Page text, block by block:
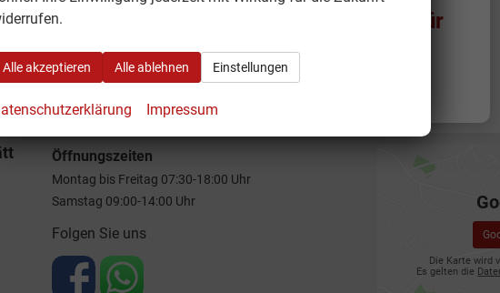
Öffnungszeiten
Montag bis Freitag 07:30-18:00 Uhr
Samstag 09:00-14:00 Uhr
Folgen Sie uns
Die Karte wird
Es gelten die
Alle akzeptieren Alle ablehnen Einstellungen
Impressum
24.08.2026 sind wir wieder wie gewohnt für